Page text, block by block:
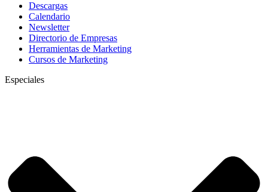
Descargas
Calendario
Newsletter
Directorio de Empresas
Herramientas de Marketing
Cursos de Marketing
Especiales